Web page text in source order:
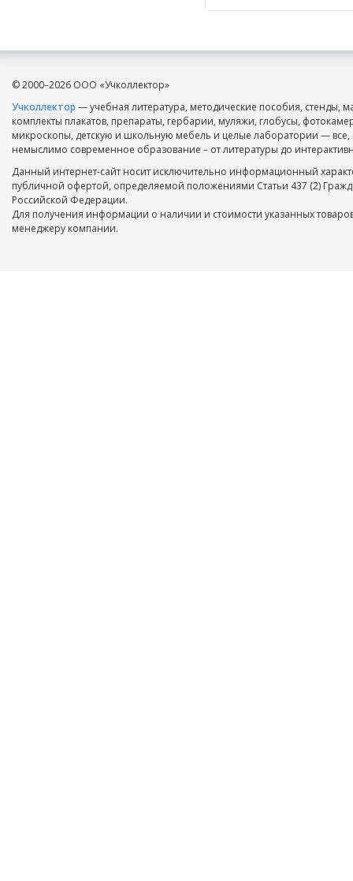
© 2000–2026 ООО «Учколлектор»
Учколлектор — учебная литература, методические пособия, стенды,
комплекты плакатов, препараты, гербарии, муляжи, глобусы,
микроскопы, детскую и школьную мебель и целые лаборатории — все,
немыслимо современное образование – от литературы до
Данный интернет-сайт носит исключительно информационный
публичной офертой, определяемой положениями Статьи 437 (2)
Российской Федерации.
Для получения информации о наличии и стоимости указанных
менеджеру компании.